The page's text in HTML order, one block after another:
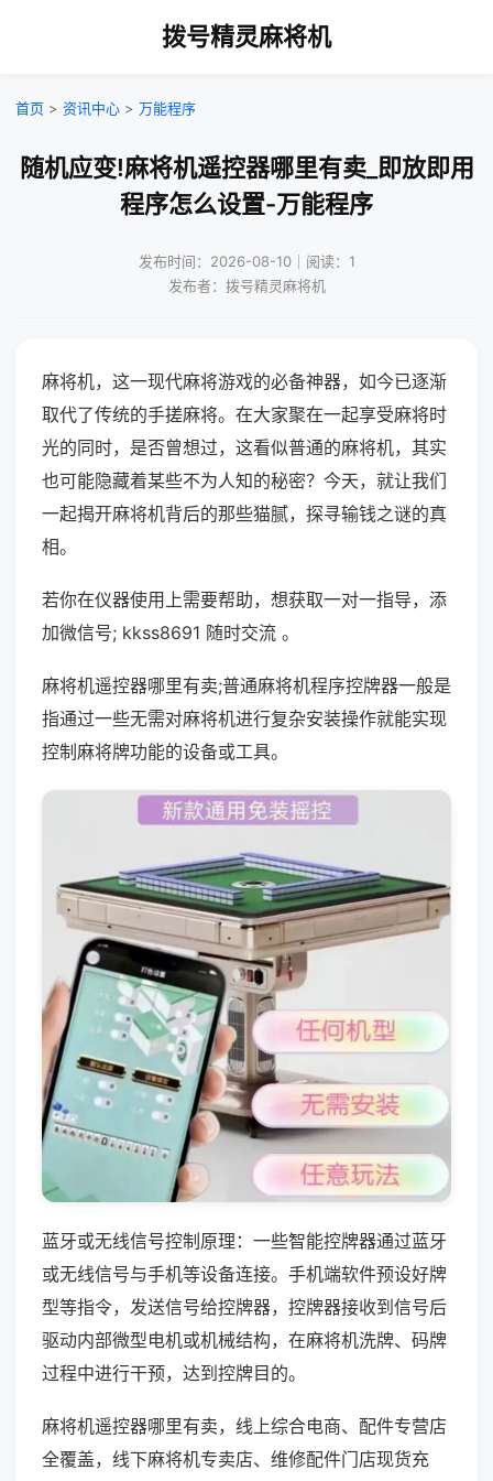
拨号精灵麻将机
首页 > 资讯中心 > 万能程序
随机应变!麻将机遥控器哪里有卖_即放即用
程序怎么设置-万能程序
发布时间：2026-08-10｜阅读：1
发布者：拨号精灵麻将机
麻将机，这一现代麻将游戏的必备神器，如今已逐渐
取代了传统的手搓麻将。在大家聚在一起享受麻将时
光的同时，是否曾想过，这看似普通的麻将机，其实
也可能隐藏着某些不为人知的秘密？今天，就让我们
一起揭开麻将机背后的那些猫腻，探寻输钱之谜的真
相。
若你在仪器使用上需要帮助，想获取一对一指导，添
加微信号; kkss8691 随时交流 。
麻将机遥控器哪里有卖;普通麻将机程序控牌器一般是
指通过一些无需对麻将机进行复杂安装操作就能实现
控制麻将牌功能的设备或工具。
蓝牙或无线信号控制原理：一些智能控牌器通过蓝牙
或无线信号与手机等设备连接。手机端软件预设好牌
型等指令，发送信号给控牌器，控牌器接收到信号后
驱动内部微型电机或机械结构，在麻将机洗牌、码牌
过程中进行干预，达到控牌目的。
麻将机遥控器哪里有卖，线上综合电商、配件专营店
全覆盖，线下麻将机专卖店、维修配件门店现货充